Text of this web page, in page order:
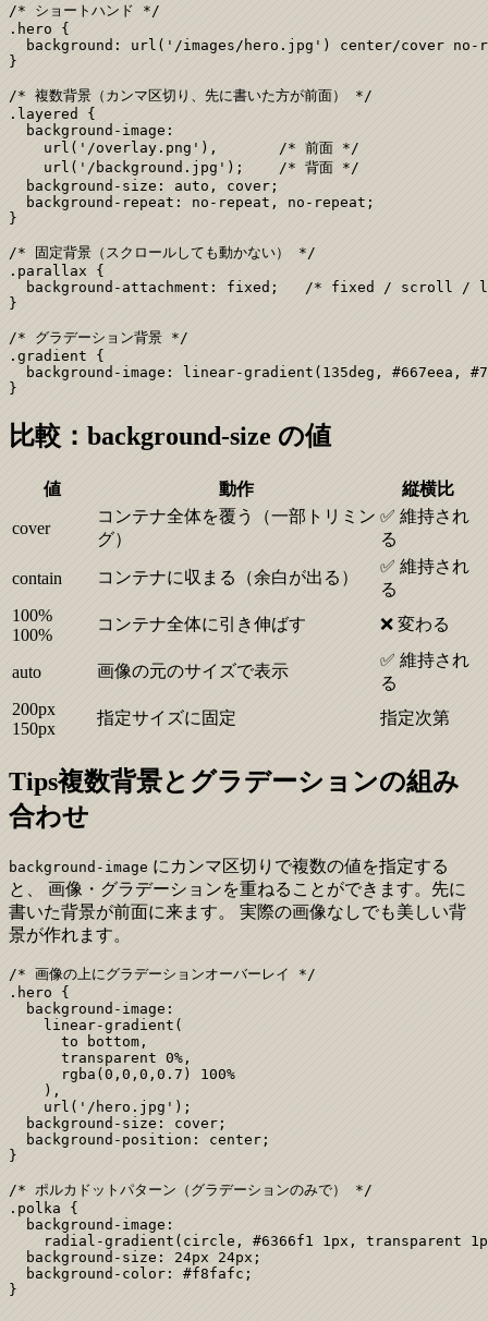
/* ショートハンド */
.hero {
background: url('/images/hero.jpg') center/cover no-
}
/* 複数背景（カンマ区切り、先に書いた方が前面） */
.layered {
  background-image:
    url('/overlay.png'),       /* 前面 */
    url('/background.jpg');    /* 背面 */
  background-size: auto, cover;
  background-repeat: no-repeat, no-repeat;
}
/* 固定背景（スクロールしても動かない） */
.parallax {
background-attachment: fixed;   /* fixed / scroll /
}
/* グラデーション背景 */
.gradient {
background-image: linear-gradient(135deg, #667eea,
}
比較：background-size の値
値 動作 縦横比
cover
コンテナ全体を覆う（一部トリミン
グ）
✅ 維持され
る
contain コンテナに収まる（余白が出る）
✅ 維持され
る
100%
100%
コンテナ全体に引き伸ばす ❌ 変わる
auto 画像の元のサイズで表示
✅ 維持され
る
200px
150px
指定サイズに固定 指定次第
Tips複数背景とグラデーションの組み
合わせ
background-image にカンマ区切りで複数の値を指定する
と、 画像・グラデーションを重ねることができます。先に
書いた背景が前面に来ます。 実際の画像なしでも美しい背
景が作れます。
/* 画像の上にグラデーションオーバーレイ */
.hero {
  background-image:
    linear-gradient(
      to bottom,
      transparent 0%,
      rgba(0,0,0,0.7) 100%
    ),
    url('/hero.jpg');
  background-size: cover;
  background-position: center;
}
/* ポルカドットパターン（グラデーションのみで） */
.polka {
  background-image:
radial-gradient(circle, #6366f1 1px, transparent
  background-size: 24px 24px;
  background-color: #f8fafc;
}